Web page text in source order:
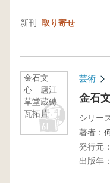
新刊 取り寄せ
金石文
心 廬江
草堂蔵磚
瓦拓片
芸術
金石
シリー
著者：
発行元：
出版年：